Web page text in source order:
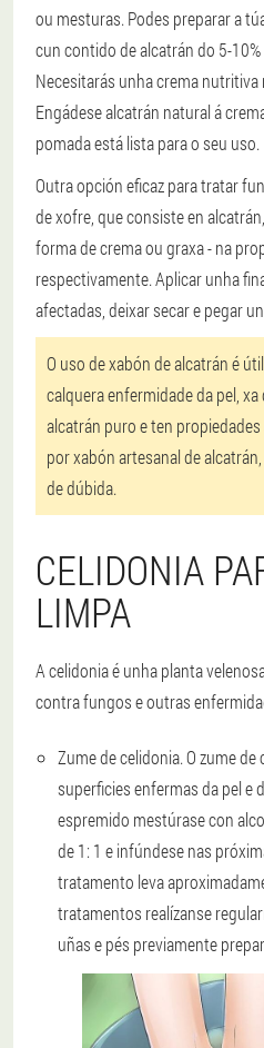
ou mesturas. Podes preparar a
cun contido de alcatrán do 5-
Necesitarás unha crema
Engádese alcatrán natural á
pomada está lista para o seu uso.
Outra opción eficaz para tratar
de xofre, que consiste en
forma de crema ou graxa - na
respectivamente. Aplicar unha
afectadas, deixar secar e pegar
O uso de xabón de alcatrán é
calquera enfermidade da pel,
alcatrán puro e ten
por xabón artesanal de
de dúbida.
CELIDONIA
LIMPA
A celidonia é unha planta
contra fungos e outras
Zume de celidonia. O zume
superficies enfermas da pel e
espremido mestúrase con
de 1: 1 e infúndese nas
tratamento leva
tratamentos realízanse
uñas e pés previamente